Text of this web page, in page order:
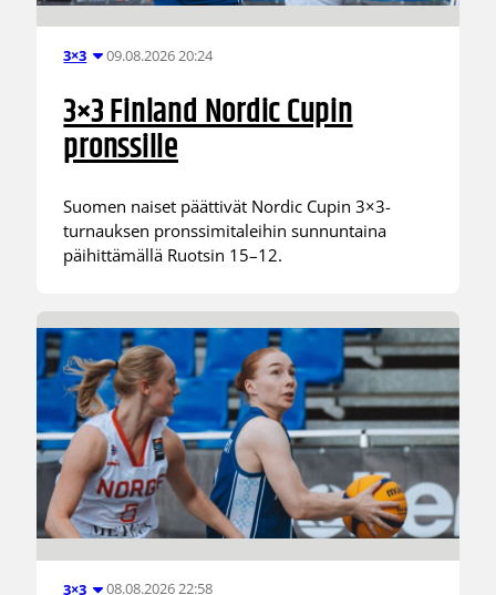
3×3 09.08.2026 20:24
3×3 Finland Nordic Cupin
pronssille
Suomen naiset päättivät Nordic Cupin 3×3-
turnauksen pronssimitaleihin sunnuntaina
päihittämällä Ruotsin 15–12.
3×3 08.08.2026 22:58